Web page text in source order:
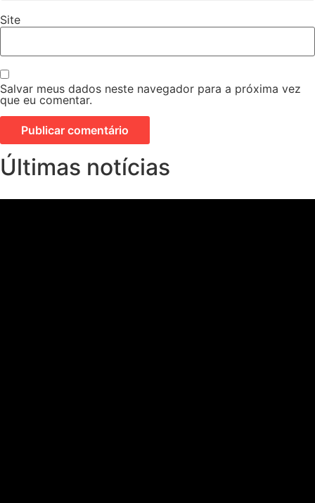
Site
Salvar meus dados neste navegador para a próxima vez
que eu comentar.
Últimas notícias